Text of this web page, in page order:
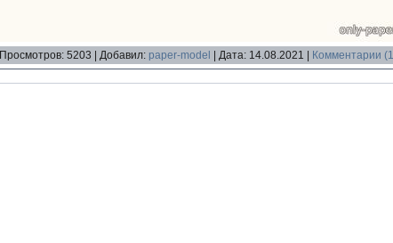
Просмотров: 5203 Добавил: paper-model Дата: 14.08.2021 Комментарии